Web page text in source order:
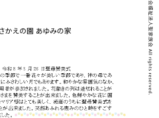
かえの園 あゆみの家